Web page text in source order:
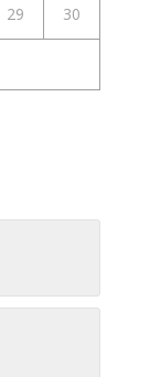
29 30